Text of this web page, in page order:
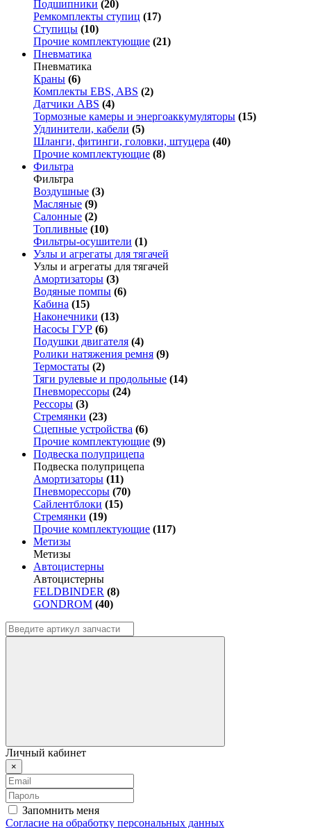
Подшипники (20)
Ремкомплекты ступиц (17)
Ступицы (10)
Прочие комплектующие (21)
Пневматика
Пневматика
Краны (6)
Комплекты EBS, ABS (2)
Датчики ABS (4)
Тормозные камеры и энергоаккумуляторы (15)
Удлинители, кабели (5)
Шланги, фитинги, головки, штуцера (40)
Прочие комплектующие (8)
Фильтра
Фильтра
Воздушные (3)
Масляные (9)
Салонные (2)
Топливные (10)
Фильтры-осушители (1)
Узлы и агрегаты для тягачей
Узлы и агрегаты для тягачей
Амортизаторы (3)
Водяные помпы (6)
Кабина (15)
Наконечники (13)
Насосы ГУР (6)
Подушки двигателя (4)
Ролики натяжения ремня (9)
Термостаты (2)
Тяги рулевые и продольные (14)
Пневморессоры (24)
Рессоры (3)
Стремянки (23)
Сцепные устройства (6)
Прочие комплектующие (9)
Подвеска полуприцепа
Подвеска полуприцепа
Амортизаторы (11)
Пневморессоры (70)
Сайлентблоки (15)
Стремянки (19)
Прочие комплектующие (117)
Метизы
Метизы
Автоцистерны
Автоцистерны
FELDBINDER (8)
GONDROM (40)
Личный кабинет
×
Запомнить меня
Согласие на обработку персональных данных